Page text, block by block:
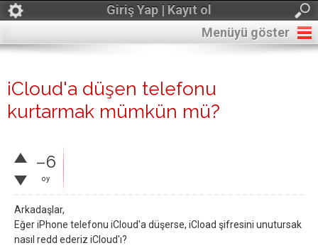
Giriş Yap | Kayıt ol
Menüyü göster
iCloud'a düşen telefonu
kurtarmak mümkün mü?
–6
oy
Arkadaşlar,
Eğer iPhone telefonu iCloud'a düşerse, iCload şifresini unutursak
nasıl redd ederiz iCloud'ı?